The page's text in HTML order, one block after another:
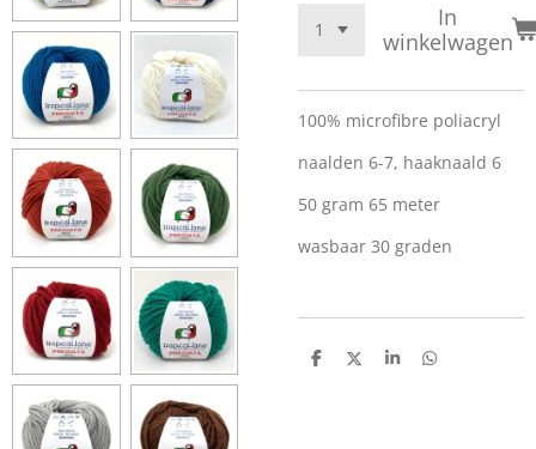
In
winkelwagen
100% microfibre poliacryl
naalden 6-7, haaknaald 6
50 gram 65 meter
wasbaar 30 graden
D
D
S
D